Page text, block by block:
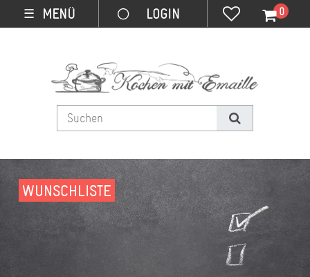
☰ MENÜ 0
WUNSCHLISTE